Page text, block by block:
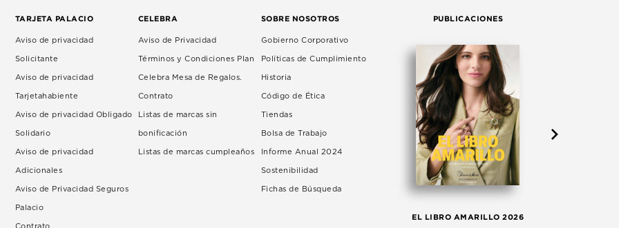
TARJETA PALACIO
Aviso de privacidad
Solicitante
Aviso de privacidad
Tarjetahabiente
Aviso de privacidad Obligado
Solidario
Aviso de privacidad
Adicionales
Aviso de Privacidad Seguros
Palacio
Contrato
CELEBRA
Aviso de Privacidad
Términos y Condiciones Plan
Celebra Mesa de Regalos.
Contrato
Listas de marcas sin
bonificación
Listas de marcas cumpleaños
SOBRE NOSOTROS
Gobierno Corporativo
Políticas de Cumplimiento
Historia
Código de Ética
Tiendas
Bolsa de Trabajo
Informe Anual 2024
Sostenibilidad
Fichas de Búsqueda
PUBLICACIONES
EL LIBRO AMARILLO 2026